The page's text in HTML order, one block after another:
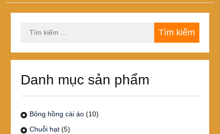
kiếm
Danh mục sản phẩm
Bông hồng cài áo (10)
Chuỗi hạt (5)